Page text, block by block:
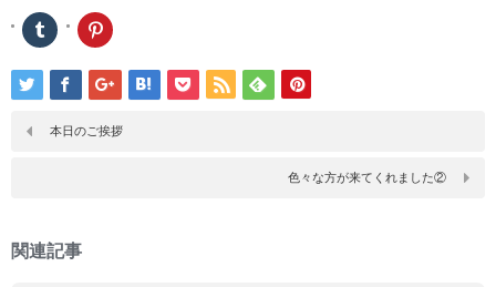
ク
リ
ク
し
て
で
共
ン
ド
ク
リ
ク
し
て
で
共
本日のご挨拶
色々な方が来てくれました②
関連記事